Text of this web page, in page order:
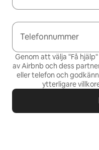
Telefonnummer
Genom att välja "Få
av Airbnb och dess
eller telefon och
ytterligare